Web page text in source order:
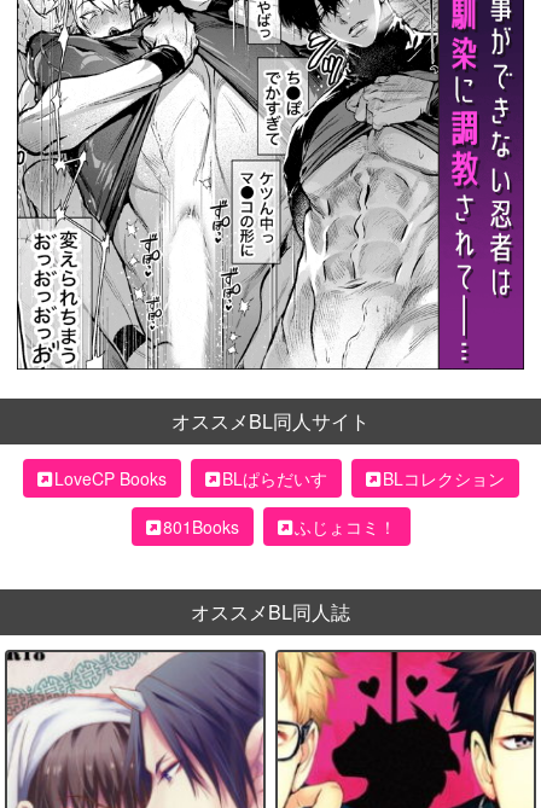
オススメBL同人サイト
LoveCP Books BLぱらだいす
BLコレクション
801Books
ふじょコミ！
オススメBL同人誌